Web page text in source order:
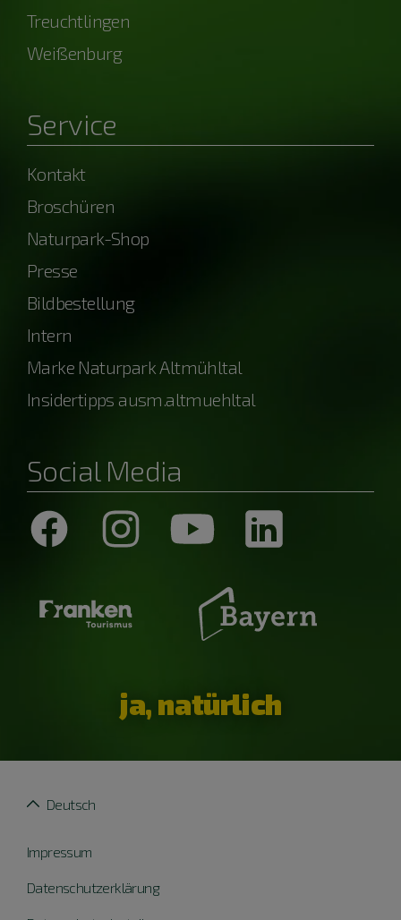
Treuchtlingen
Weißenburg
Service
Kontakt
Broschüren
Naturpark-Shop
Presse
Bildbestellung
Intern
Marke Naturpark Altmühltal
Insidertipps ausm.altmuehltal
Social Media
ja, natürlich
Impressum
Datenschutzerklärung
Deutsch